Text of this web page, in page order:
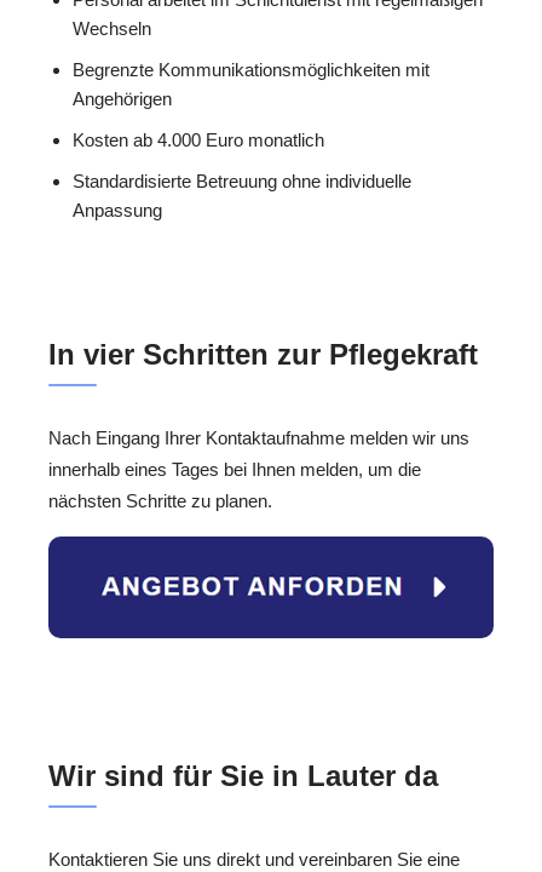
Wechseln
Begrenzte Kommunikationsmöglichkeiten mit
Angehörigen
Kosten ab 4.000 Euro monatlich
Standardisierte Betreuung ohne individuelle
Anpassung
In vier Schritten zur Pflegekraft
Nach Eingang Ihrer Kontaktaufnahme melden wir uns
innerhalb eines Tages bei Ihnen melden, um die
nächsten Schritte zu planen.
Wir sind für Sie in Lauter da
Kontaktieren Sie uns direkt und vereinbaren Sie eine